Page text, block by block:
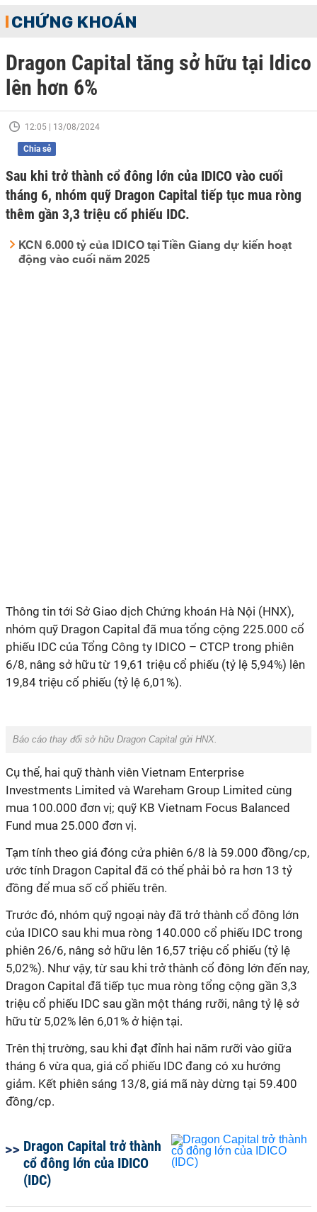
CHỨNG KHOÁN
Dragon Capital tăng sở hữu tại Idico
lên hơn 6%
12:05 | 13/08/2024
Chia sẻ
Sau khi trở thành cổ đông lớn của IDICO vào cuối
tháng 6, nhóm quỹ Dragon Capital tiếp tục mua ròng
thêm gần 3,3 triệu cổ phiếu IDC.
KCN 6.000 tỷ của IDICO tại Tiền Giang dự kiến hoạt
động vào cuối năm 2025
Thông tin tới Sở Giao dịch Chứng khoán Hà Nội (HNX),
nhóm quỹ Dragon Capital đã mua tổng cộng 225.000 cổ
phiếu IDC của Tổng Công ty IDICO – CTCP trong phiên
6/8, nâng sở hữu từ 19,61 triệu cổ phiếu (tỷ lệ 5,94%) lên
19,84 triệu cổ phiếu (tỷ lệ 6,01%).
Báo cáo thay đổi sở hữu Dragon Capital gửi HNX.
Cụ thể, hai quỹ thành viên Vietnam Enterprise
Investments Limited và Wareham Group Limited cùng
mua 100.000 đơn vị; quỹ KB Vietnam Focus Balanced
Fund mua 25.000 đơn vị.
Tạm tính theo giá đóng cửa phiên 6/8 là 59.000 đồng/cp,
ước tính Dragon Capital đã có thể phải bỏ ra hơn 13 tỷ
đồng để mua số cổ phiếu trên.
Trước đó, nhóm quỹ ngoại này đã trở thành cổ đông lớn
của IDICO sau khi mua ròng 140.000 cổ phiếu IDC trong
phiên 26/6, nâng sở hữu lên 16,57 triệu cổ phiếu (tỷ lệ
5,02%). Như vậy, từ sau khi trở thành cổ đông lớn đến nay,
Dragon Capital đã tiếp tục mua ròng tổng cộng gần 3,3
triệu cổ phiếu IDC sau gần một tháng rưỡi, nâng tỷ lệ sở
hữu từ 5,02% lên 6,01% ở hiện tại.
Trên thị trường, sau khi đạt đỉnh hai năm rưỡi vào giữa
tháng 6 vừa qua, giá cổ phiếu IDC đang có xu hướng
giảm. Kết phiên sáng 13/8, giá mã này dừng tại 59.400
đồng/cp.
Dragon Capital trở thành
cổ đông lớn của IDICO
(IDC)